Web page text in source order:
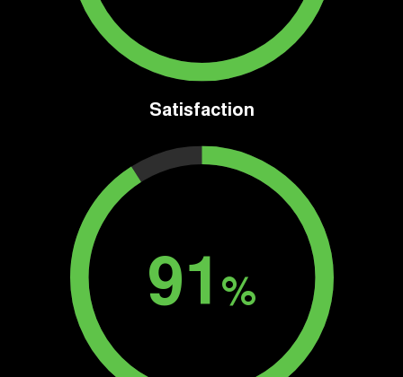
Satisfaction
91 %